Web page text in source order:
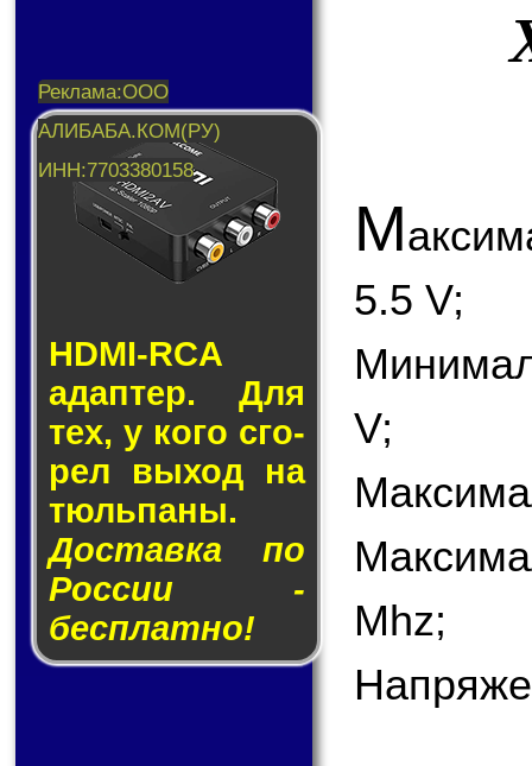
HDMI-RCA
адап­тер. Для
тех, у кого сго­
рел вы­ход на
тюль­па­ны.
Доставка по
России -
бесплатно!
М
5.5 V;
V;
Mhz;